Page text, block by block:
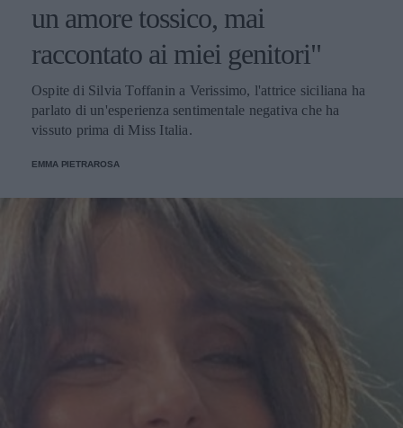
un amore tossico, mai
raccontato ai miei genitori"
Ospite di Silvia Toffanin a Verissimo, l'attrice siciliana ha
parlato di un'esperienza sentimentale negativa che ha
vissuto prima di Miss Italia.
EMMA PIETRAROSA